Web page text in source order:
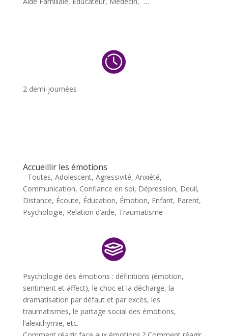
2 demi-journées
Accueillir les émotions
- Toutes, Adolescent, Agressivité, Anxiété,
Communication, Confiance en soi, Dépression, Deuil,
Distance, Écoute, Éducation, Émotion, Enfant, Parent,
Psychologie, Relation d’aide, Traumatisme
Psychologie des émotions : définitions (émotion,
sentiment et affect), le choc et la décharge, la
dramatisation par défaut et par excès, les
traumatismes, le partage social des émotions,
l’alexithymie, etc.